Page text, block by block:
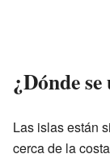
¿Dónde
Las islas están
cerca de la